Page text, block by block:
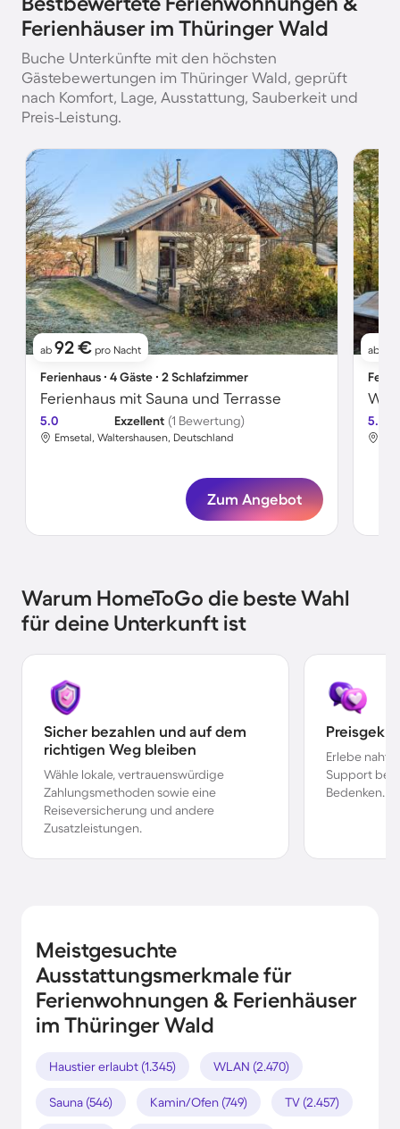
Ferienhäuser im Thüringer Wald
Buche Unterkünfte mit den höchsten
Gästebewertungen im Thüringer Wald, geprüft
nach Komfort, Lage, Ausstattung, Sauberkeit und
Preis-Leistung.
ab 92 € pro Nacht
Ferienhaus ∙ 4 Gäste ∙ 2 Schlafzimmer
Ferienhaus mit Sauna und Terrasse
5.0 Exzellent (1 Bewertung)
Emsetal, Waltershausen, Deutschland
Zum Angebot
ab
5.0
Warum HomeToGo die beste Wahl
für deine Unterkunft ist
Sicher bezahlen und auf dem
richtigen Weg bleiben
Wähle lokale, vertrauenswürdige
Zahlungsmethoden sowie eine
Reiseversicherung und andere
Zusatzleistungen.
Erlebe
Support bei
Bedenken.
Meistgesuchte
Ausstattungsmerkmale für
Ferienwohnungen & Ferienhäuser
im Thüringer Wald
Haustier erlaubt (1.345) WLAN (2.470)
Sauna (546) Kamin/Ofen (749) TV (2.457)